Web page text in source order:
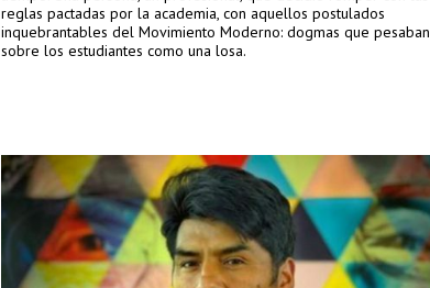
reglas pactadas por la academia, con aquellos postulados
inquebrantables del Movimiento Moderno: dogmas que pesaban
sobre los estudiantes como una losa.